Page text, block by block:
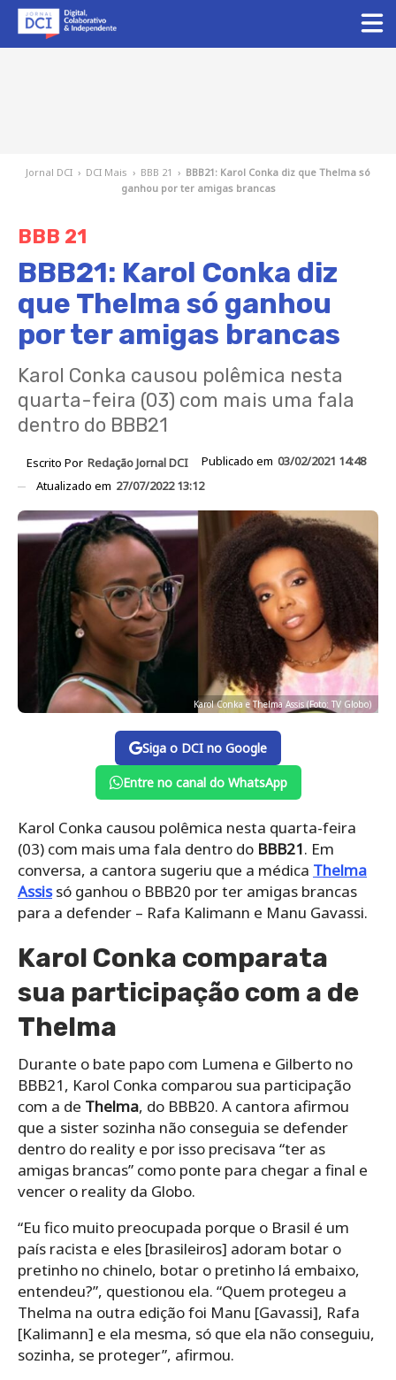
Jornal DCI › DCI Mais › BBB 21 › BBB21: Karol Conka diz que Thelma só
ganhou por ter amigas brancas
BBB 21
BBB21: Karol Conka diz
que Thelma só ganhou
por ter amigas brancas
Karol Conka causou polêmica nesta
quarta-feira (03) com mais uma fala
dentro do BBB21
Escrito Por Redação Jornal DCI Publicado em 03/02/2021 14:48
Atualizado em 27/07/2022 13:12
Karol Conka e Thelma Assis (Foto: TV Globo)
Siga o DCI no Google
Entre no canal do WhatsApp
Karol Conka causou polêmica nesta quarta-feira
(03) com mais uma fala dentro do BBB21. Em
conversa, a cantora sugeriu que a médica Thelma
Assissó ganhou o BBB20 por ter amigas brancas
para a defender – Rafa Kalimann e Manu Gavassi.
Karol Conka comparata
sua participação com a de
Thelma
Durante o bate papo com Lumena e Gilberto no
BBB21, Karol Conka comparou sua participação
com a de Thelma, do BBB20. A cantora afirmou
que a sister sozinha não conseguia se defender
dentro do reality e por isso precisava “ter as
amigas brancas” como ponte para chegar a final e
vencer o reality da Globo.
“Eu fico muito preocupada porque o Brasil é um
país racista e eles [brasileiros] adoram botar o
pretinho no chinelo, botar o pretinho lá embaixo,
entendeu?”, questionou ela. “Quem protegeu a
Thelma na outra edição foi Manu [Gavassi], Rafa
[Kalimann] e ela mesma, só que ela não conseguiu,
sozinha, se proteger”, afirmou.